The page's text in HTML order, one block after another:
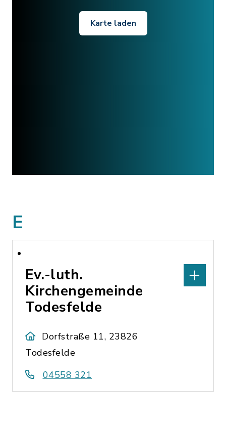
Karte laden
E
Ev.-luth.
Kirchengemeinde
Todesfelde
Dorfstraße 11, 23826
Todesfelde
04558 321